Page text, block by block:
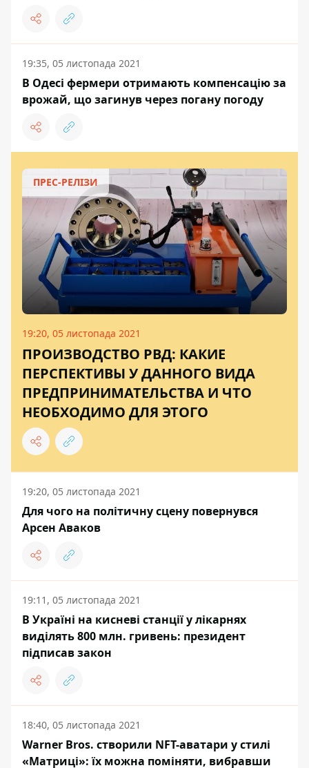
19:35, 05 листопада 2021
В Одесі фермери отримають компенсацію за
врожай, що загинув через погану погоду
ПРЕС-РЕЛІЗИ
19:20, 05 листопада 2021
ПРОИЗВОДСТВО РВД: КАКИЕ
ПЕРСПЕКТИВЫ У ДАННОГО ВИДА
ПРЕДПРИНИМАТЕЛЬСТВА И ЧТО
НЕОБХОДИМО ДЛЯ ЭТОГО
19:20, 05 листопада 2021
Для чого на політичну сцену повернувся
Арсен Аваков
19:11, 05 листопада 2021
В Україні на кисневі станції у лікарнях
виділять 800 млн. гривень: президент
підписав закон
18:40, 05 листопада 2021
Warner Bros. створили NFT-аватари у стилі
«Матриці»: їх можна поміняти, вибравши